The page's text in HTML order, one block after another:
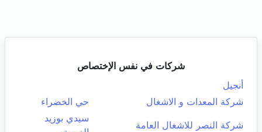
شركات في نفس الإختصاص
أنجيل
شركة المعدات و الاشغال
حي الخضراء
شركة النصر للاشغال العامة
سيدي بوزيد